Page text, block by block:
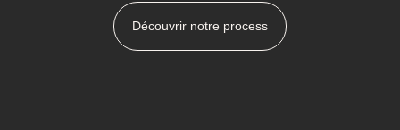
Découvrir notre process